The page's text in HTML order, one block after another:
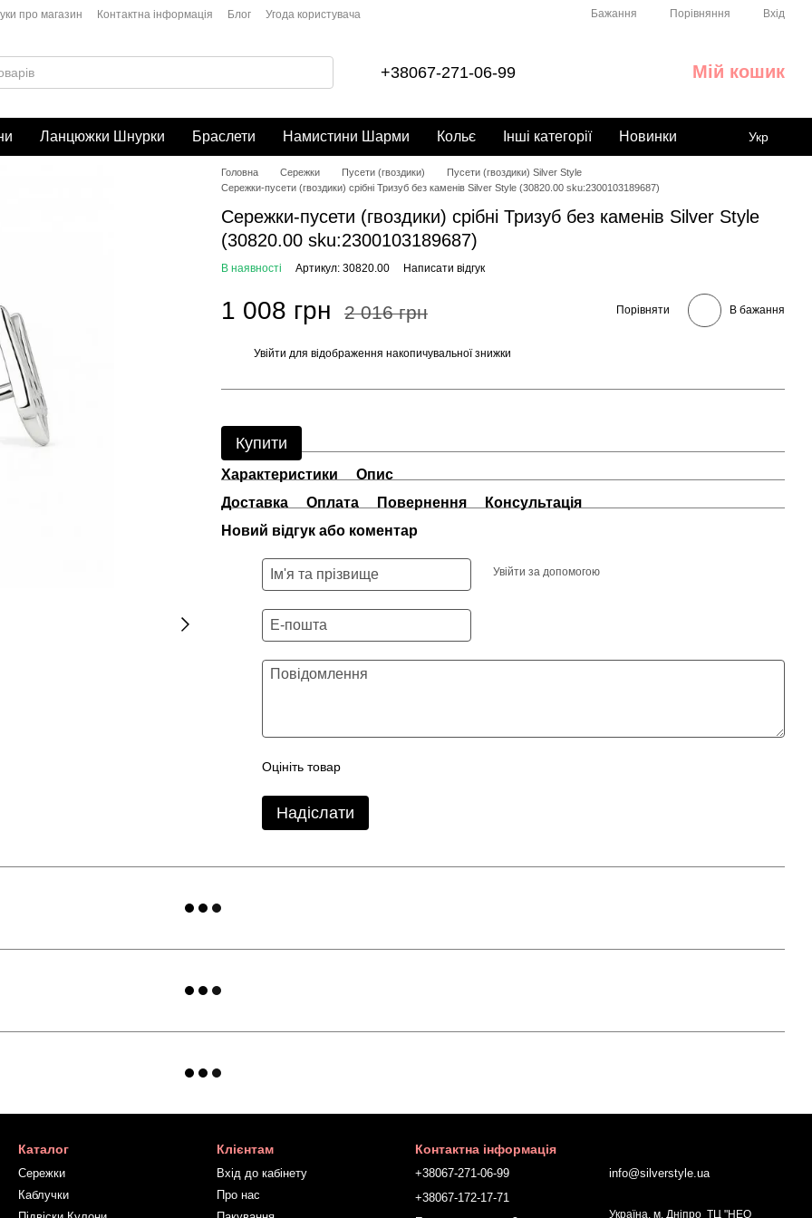
про магазин Контактна інформація Блог Угода користувача Бажання Порівняння Вхід
+38067-271-06-99 Мій кошик
Ланцюжки Шнурки Браслети Намистини Шарми Кольє Інші категорії Новинки Укр
Головна Сережки Пусети (гвоздики)
Пусети (гвоздики) Silver Style
Сережки-пусети (гвоздики) срібні Тризуб без каменів Silver Style (30820.00 sku:2300103189687)
Сережки-пусети (гвоздики) срібні Тризуб без каменів Silver Style
(30820.00 sku:2300103189687)
В наявності Артикул: 30820.00 Написати відгук
1 008 грн 2 016 грн Порівняти В бажання
Увійти для відображення накопичувальної знижки
Купити
Характеристики
Опис
Доставка
Оплата Повернення
Консультація
Новий відгук або коментар
Увійти за допомогою
Оцініть товар
Надіслати
Каталог
Сережки
Каблучки
Клієнтам
Вхід до кабінету
Про нас
Контактна інформація
+38067-271-06-99
+38067-172-17-71
info@silverstyle.ua
Україна, м. Дніпро ТЦ "НЕО